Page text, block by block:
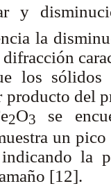
y
la
los sólidos
producto del
2O3
se
un
la
[12].